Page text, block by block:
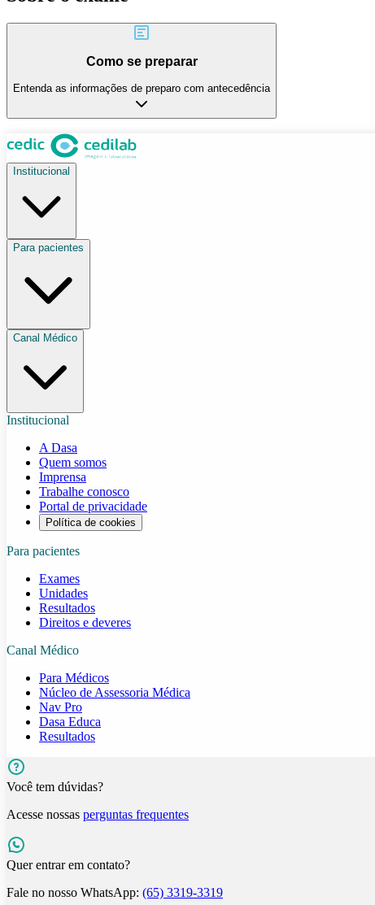
Como se preparar
Entenda as informações de preparo com antecedência
Institucional
Para pacientes
Canal Médico
Institucional
A Dasa
Quem somos
Imprensa
Trabalhe conosco
Portal de privacidade
Política de cookies
Para pacientes
Exames
Unidades
Resultados
Direitos e deveres
Canal Médico
Para Médicos
Núcleo de Assessoria Médica
Nav Pro
Dasa Educa
Resultados
Você tem dúvidas?
Acesse nossas perguntas frequentes
Quer entrar em contato?
Fale no nosso WhatsApp: (65) 3319-3319